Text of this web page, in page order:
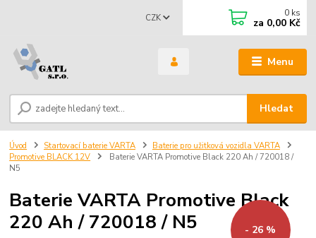
Menu
CZK
Hledat
0 ks
za 0,00 Kč
Úvod Startovací baterie VARTA
Baterie pro užitková vozidla VARTA
Promotive BLACK 12V
Baterie VARTA Promotive Black 220 Ah / 720018 /
N5
Baterie VARTA Promotive Black
220 Ah / 720018 / N5
- 26 %